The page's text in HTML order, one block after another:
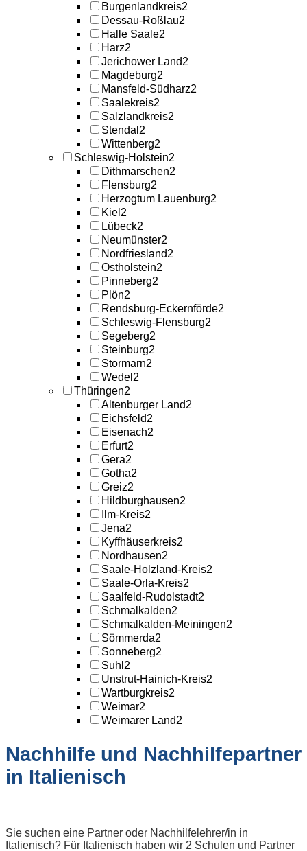
Burgenlandkreis2
Dessau-Roßlau2
Halle Saale2
Harz2
Jerichower Land2
Magdeburg2
Mansfeld-Südharz2
Saalekreis2
Salzlandkreis2
Stendal 2
Wittenberg2
Schleswig-Holstein2
Dithmarschen2
Flensburg2
Herzogtum Lauenburg2
Kiel 2
Lübeck2
Neumünster2
Nordfriesland2
Ostholstein2
Pinneberg2
Plön2
Rendsburg-Eckernförde2
Schleswig-Flensburg2
Segeberg2
Steinburg2
Stormarn2
Wedel 2
Thüringen2
Altenburger Land2
Eichsfeld2
Eisenach2
Erfurt2
Gera2
Gotha2
Greiz2
Hildburghausen2
Ilm-Kreis2
Jena2
Kyffhäuserkreis2
Nordhausen2
Saale-Holzland-Kreis2
Saale-Orla-Kreis2
Saalfeld-Rudolstadt2
Schmalkalden2
Schmalkalden-Meiningen2
Sömmerda2
Sonneberg2
Suhl 2
Unstrut-Hainich-Kreis2
Wartburgkreis2
Weimar2
Weimarer Land2
Nachhilfe und Nachhilfepartner
in Italienisch
Sie suchen eine Partner oder Nachhilfelehrer/in in
Italienisch? Für Italienisch haben wir 2 Schulen und Partner